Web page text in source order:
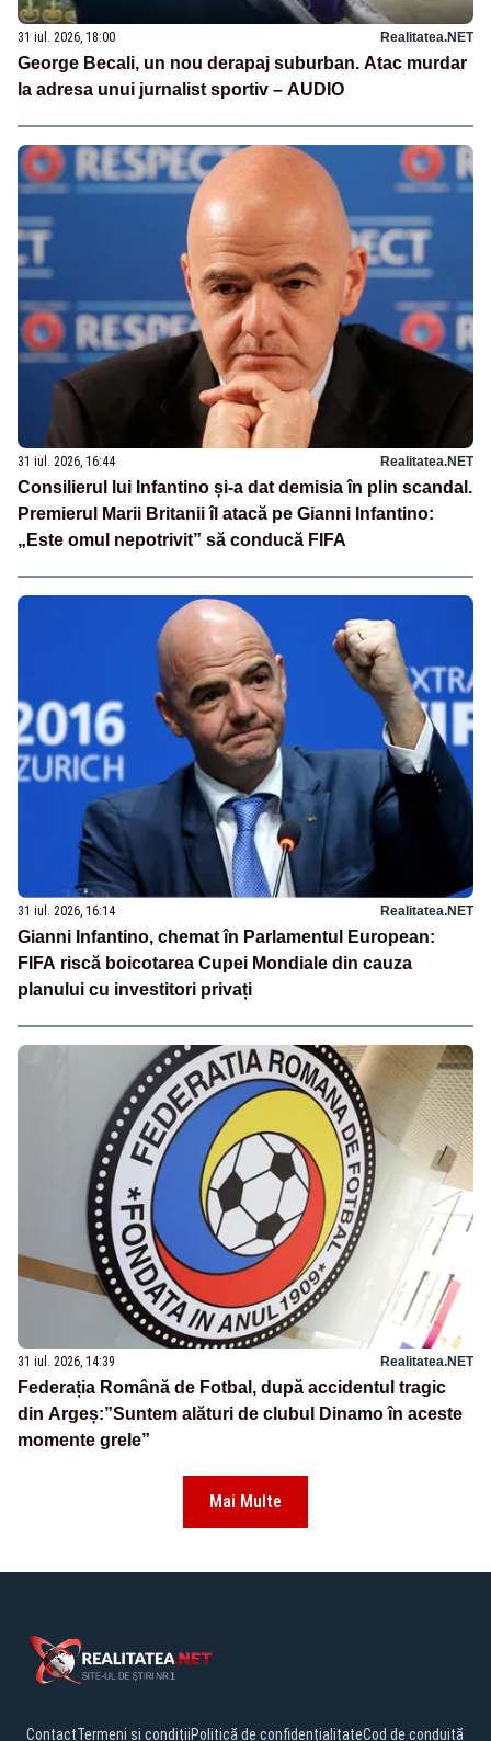
31 iul. 2026, 18:00 Realitatea.NET
George Becali, un nou derapaj suburban. Atac murdar
la adresa unui jurnalist sportiv – AUDIO
31 iul. 2026, 16:44 Realitatea.NET
Consilierul lui Infantino și-a dat demisia în plin scandal.
Premierul Marii Britanii îl atacă pe Gianni Infantino:
„Este omul nepotrivit” să conducă FIFA
31 iul. 2026, 16:14 Realitatea.NET
Gianni Infantino, chemat în Parlamentul European:
FIFA riscă boicotarea Cupei Mondiale din cauza
planului cu investitori privați
31 iul. 2026, 14:39 Realitatea.NET
Federația Română de Fotbal, după accidentul tragic
din Argeș:”Suntem alături de clubul Dinamo în aceste
momente grele”
Mai Multe
ContactTermeni și condițiiPolitică de confidențialitateCod de conduită